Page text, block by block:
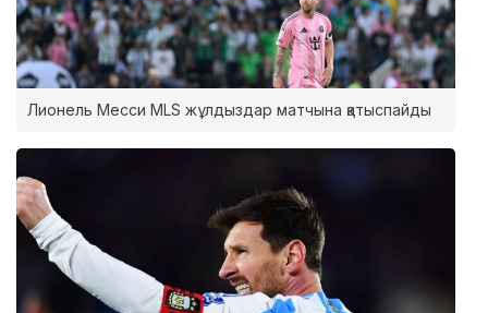
Лионель Месси MLS жұлдыздар матчына қатыспайды